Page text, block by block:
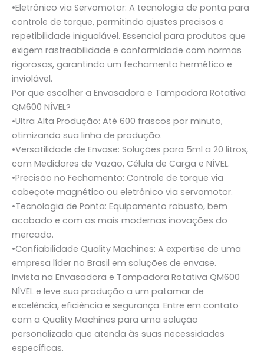
•Eletrônico via Servomotor: A tecnologia de ponta para
controle de torque, permitindo ajustes precisos e
repetibilidade inigualável. Essencial para produtos que
exigem rastreabilidade e conformidade com normas
rigorosas, garantindo um fechamento hermético e
inviolável.
Por que escolher a Envasadora e Tampadora Rotativa
QM600 NÍVEL?
•Ultra Alta Produção: Até 600 frascos por minuto,
otimizando sua linha de produção.
•Versatilidade de Envase: Soluções para 5ml a 20 litros,
com Medidores de Vazão, Célula de Carga e NÍVEL.
•Precisão no Fechamento: Controle de torque via
cabeçote magnético ou eletrônico via servomotor.
•Tecnologia de Ponta: Equipamento robusto, bem
acabado e com as mais modernas inovações do
mercado.
•Confiabilidade Quality Machines: A expertise de uma
empresa líder no Brasil em soluções de envase.
Invista na Envasadora e Tampadora Rotativa QM600
NÍVEL e leve sua produção a um patamar de
excelência, eficiência e segurança. Entre em contato
com a Quality Machines para uma solução
personalizada que atenda às suas necessidades
específicas.